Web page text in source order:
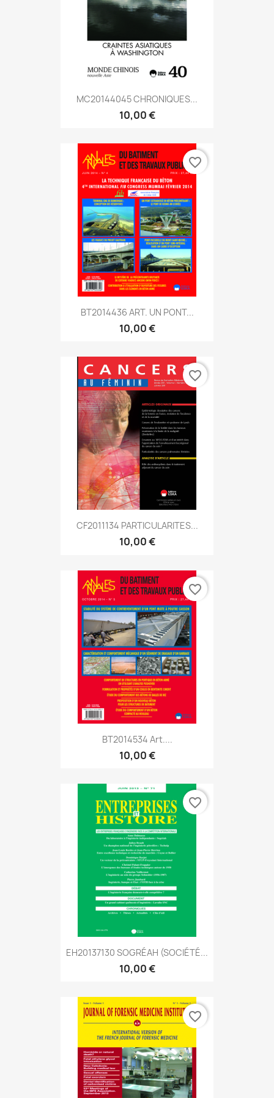
MC20144045 CHRONIQUES...
10,00 €
BT2014436 ART. UN PONT...
10,00 €
favorite_border
CF2011134 PARTICULARITES...
10,00 €
favorite_border
BT2014534 Art....
10,00 €
favorite_border
EH20137130 SOGRÉAH (SOCIÉTÉ...
10,00 €
favorite_border
favorite_border